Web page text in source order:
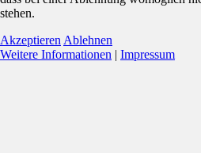
stehen.
Akzeptieren Ablehnen
Weitere Informationen | Impressum